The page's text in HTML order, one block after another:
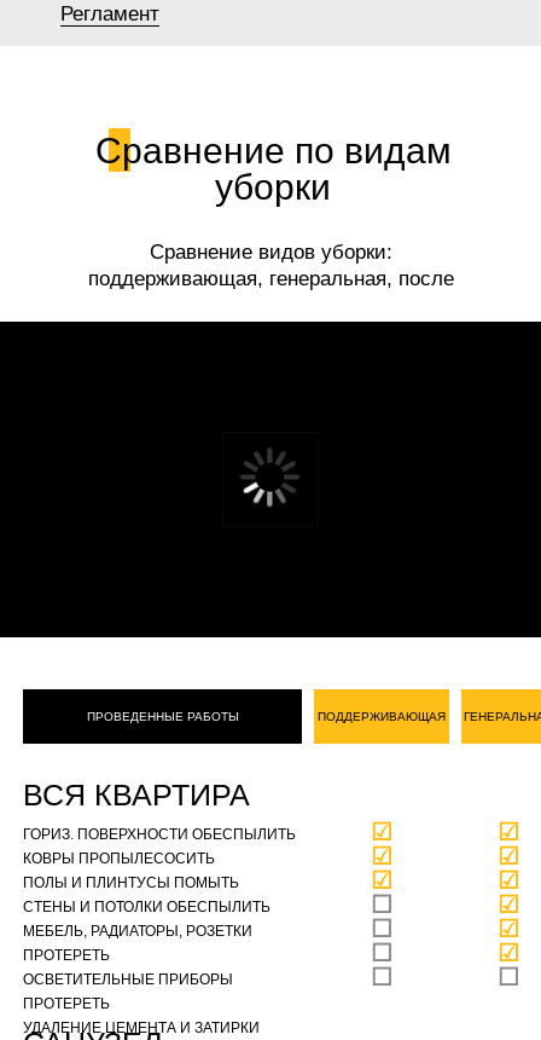
Регламент
Сравнение по видам
уборки
Сравнение видов уборки:
поддерживающая, генеральная, после
ГОРИЗ. ПОВЕРХНОСТИ ОБЕСПЫЛИТЬ
КОВРЫ ПРОПЫЛЕСОСИТЬ
ПОЛЫ И ПЛИНТУСЫ ПОМЫТЬ
СТЕНЫ И ПОТОЛКИ ОБЕСПЫЛИТЬ
МЕБЕЛЬ, РАДИАТОРЫ, РОЗЕТКИ
ПРОТЕРЕТЬ
ОСВЕТИТЕЛЬНЫЕ ПРИБОРЫ
ПРОТЕРЕТЬ
УДАЛЕНИЕ ЦЕМЕНТА И ЗАТИРКИ
ВСЯ КВАРТИРА
☑
☑
☑
☐
☐
☐
☐
ПРОВЕДЕННЫЕ РАБОТЫ ПОДДЕРЖИВАЮЩАЯ
☑
☑
☑
☑
☑
☑
☐